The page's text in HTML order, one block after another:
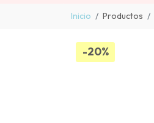
Inicio Productos
-20%